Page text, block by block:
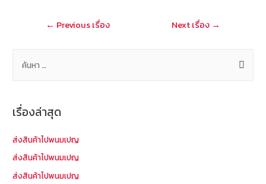
at
แนะแนว
← Previous เรื่อง Next เรื่อง →
ห
รั
เรื่องล่าสุด
ส่งสินค้าไปพนมเปญ
ส่งสินค้าไปพนมเปญ
ส่งสินค้าไปพนมเปญ